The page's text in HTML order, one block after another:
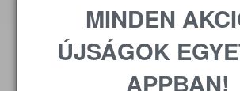
Ár
MINDEN
ÚJSÁGOK
APPBAN!